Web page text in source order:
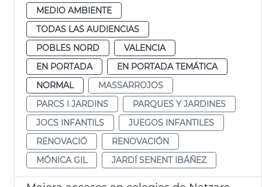
MEDIO AMBIENTE
TODAS LAS AUDIENCIAS
POBLES NORD
VALENCIA
EN PORTADA
EN PORTADA TEMÁTICA
NORMAL
MASSARROJOS
PARCS I JARDINS
PARQUES Y JARDINES
JOCS INFANTILS
JUEGOS INFANTILES
RENOVACIÓ
RENOVACIÓN
MÓNICA GIL
JARDÍ SENENT IBÁÑEZ